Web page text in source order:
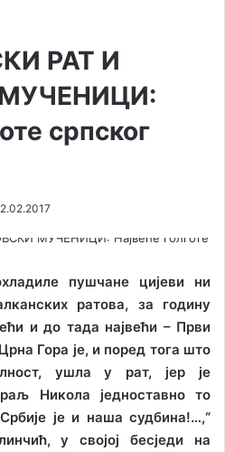
РАТ И
српског
пушчане цијеви ни
ратова, за годину
и до тада највећи – Први
Гора је, и поред тога што
ушла у рат, јер је
Никола једноставно то
је и наша судбина!…,“
у својој бесједи на